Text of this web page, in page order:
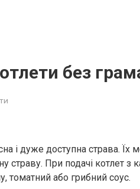
без
і дуже доступна страва.
страву. При подачі котлет з
томатний або грибний соус.